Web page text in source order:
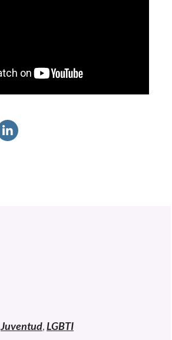
Juventud,LGBTI